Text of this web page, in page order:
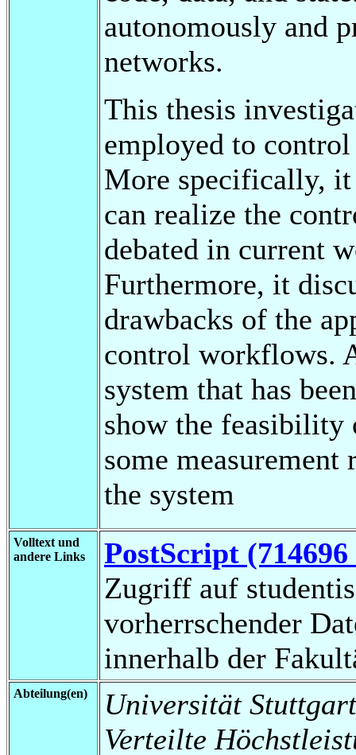
autonomously and
networks.
This thesis
employed to
More specifically, it
can realize the
debated in current
Furthermore, it
drawbacks of the
control workflows.
system that has
show the feasibility
some
the system
Volltext und
andere Links
PostScript (714696
Zugriff auf
vorherrschender
innerhalb der
Abteilung(en)
Universität
Verteilte